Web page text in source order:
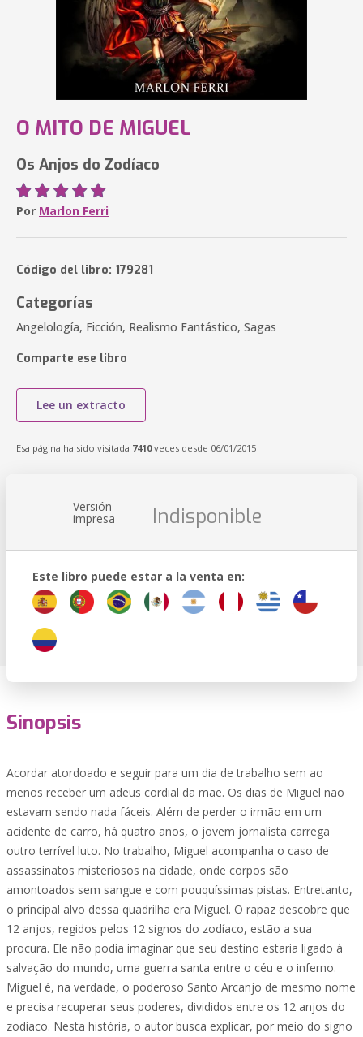
O MITO DE MIGUEL
Os Anjos do Zodíaco
Por Marlon Ferri
Código del libro: 179281
Categorías
Angelología, Ficción, Realismo Fantástico, Sagas
Comparte ese libro
Lee un extracto
Esa página ha sido visitada 7410veces desde 06/01/2015
Versión
impresa Indisponible
Este libro puede estar a la venta en:
Sinopsis
Acordar atordoado e seguir para um dia de trabalho sem ao
menos receber um adeus cordial da mãe. Os dias de Miguel não
estavam sendo nada fáceis. Além de perder o irmão em um
acidente de carro, há quatro anos, o jovem jornalista carrega
outro terrível luto. No trabalho, Miguel acompanha o caso de
assassinatos misteriosos na cidade, onde corpos são
amontoados sem sangue e com pouquíssimas pistas. Entretanto,
o principal alvo dessa quadrilha era Miguel. O rapaz descobre que
12 anjos, regidos pelos 12 signos do zodíaco, estão a sua
procura. Ele não podia imaginar que seu destino estaria ligado à
salvação do mundo, uma guerra santa entre o céu e o inferno.
Miguel é, na verdade, o poderoso Santo Arcanjo de mesmo nome
e precisa recuperar seus poderes, divididos entre os 12 anjos do
zodíaco. Nesta história, o autor busca explicar, por meio do signo